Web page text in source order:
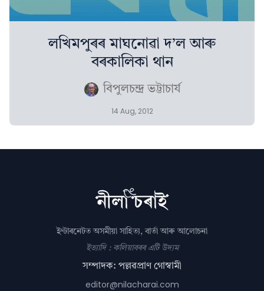
লখিমপুৰৰ মাঘনোৱা দ’ল আৰু
বৰকালিকা থান
বিপুলচন্দ্ৰ ভট্টাচাৰ্য
14 Aug, 2012
ইণ্টাৰনেটত অসমীয়া সাহিত্য, বাৰ্তা আৰু আলোচনা
ইত্যাদি : কলিয়াবৰৰ এটি উদ্যম
সম্পাদক: পল্লৱপ্ৰাণ গোস্বামী
editor@nilacharai.com